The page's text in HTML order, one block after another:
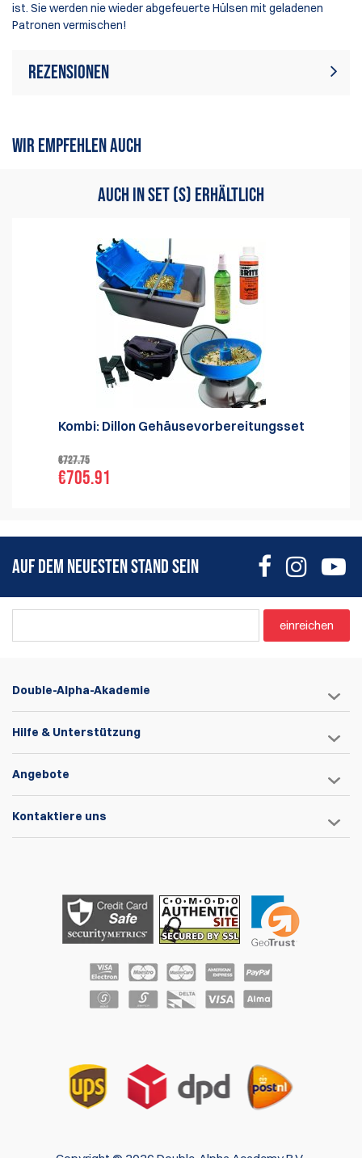
ist. Sie werden nie wieder abgefeuerte Hülsen mit geladenen
Patronen vermischen!
Rezensionen
erste, der Bewertung schreiben
WIR EMPFEHLEN AUCH
AUCH IN SET (S) ERHÄLTLICH
Kombi: Dillon Gehäusevorbereitungsset
€727.75
€705.91
AUF DEM NEUESTEN STAND SEIN
einreichen
Double-Alpha-Akademie
Hilfe & Unterstützung
Angebote
Kontaktiere uns